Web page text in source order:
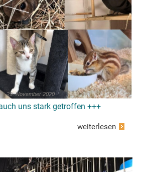
29. November 2020
uns stark getroffen +++
weiterlesen